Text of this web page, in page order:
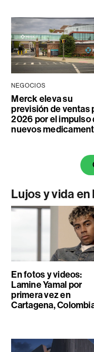
NEGOCIOS
Merck eleva su
previsión de ventas
2026 por el impulso
nuevos
Lujos y vida
En fotos y videos:
Lamine Yamal por
primera vez en
Cartagena,